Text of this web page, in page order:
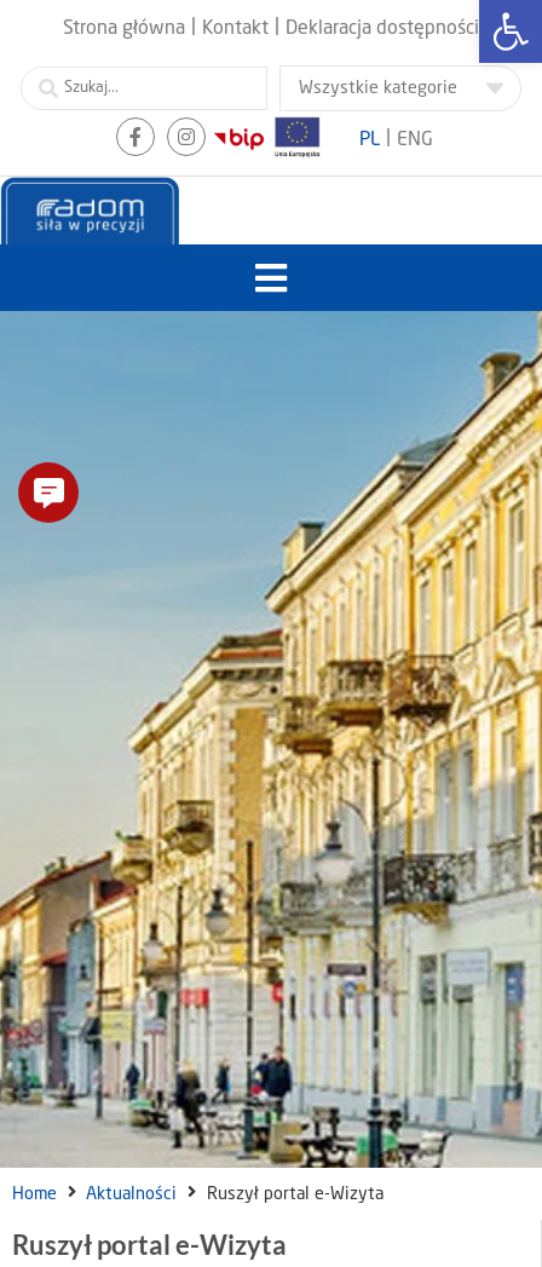
Strona główna Kontakt Deklaracja dostępności
PL ENG
Home Aktualności Ruszył portal e-Wizyta
Ruszył portal e-Wizyta